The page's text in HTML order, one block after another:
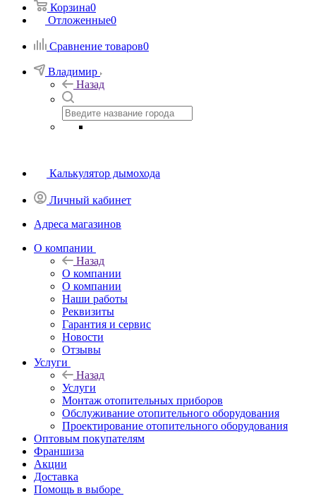
Корзина0
Отложенные0
Сравнение товаров0
Владимир
Назад
Калькулятор дымохода
Личный кабинет
Адреса магазинов
O компании
Назад
O компании
О компании
Наши работы
Реквизиты
Гарантия и сервис
Новости
Отзывы
Услуги
Назад
Услуги
Монтаж отопительных приборов
Обслуживание отопительного оборудования
Проектирование отопительного оборудования
Оптовым покупателям
Франшиза
Акции
Доставка
Помощь в выборе